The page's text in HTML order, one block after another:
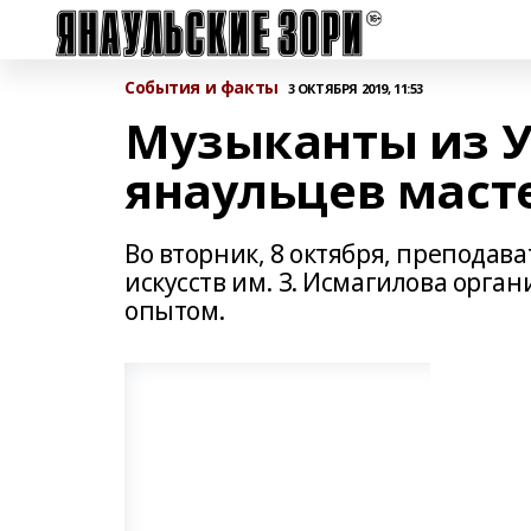
События и факты 3 ОКТЯБРЯ 2019, 11:53
Музыканты из
янаульцев
Во вторник, 8 октября,
искусств им. З. Исмагилова
опытом.